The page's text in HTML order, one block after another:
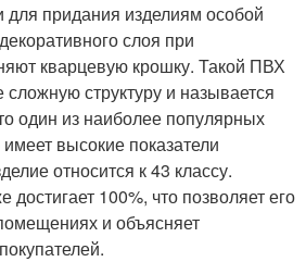
для придания изделиям особой
слоя при
кварцевую крошку. Такой ПВХ
структуру и называется
один из наиболее популярных
высокие показатели
относится к 43 классу.
достигает 100%, что позволяет его
и объясняет